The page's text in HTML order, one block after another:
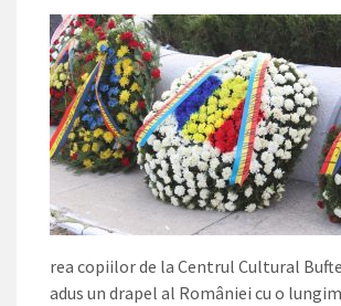
rea copiilor de la Centrul Cultural
adus un drapel al României cu o